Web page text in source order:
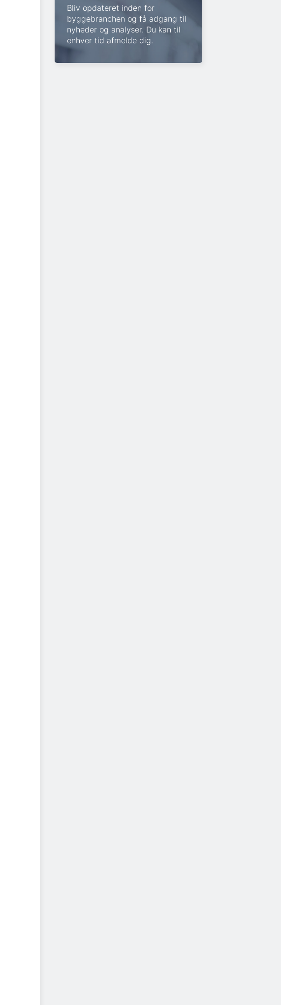
Bliv opdateret inden for
byggebranchen og få adgang til
nyheder og analyser. Du kan til
enhver tid afmelde dig.